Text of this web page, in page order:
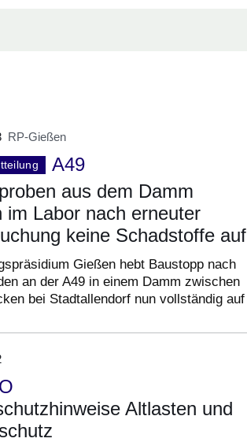
RP-Gießen
A49
aus dem Damm
im Labor nach erneuter
keine Schadstoffe auf
Gießen hebt Baustopp nach
an der A49 in einem Damm zwischen
bei Stadtallendorf nun vollständig auf
Altlasten und